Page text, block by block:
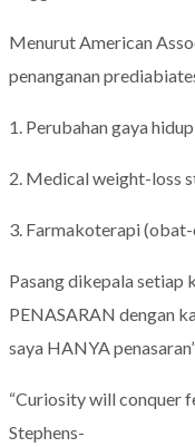
Menurut American
penanganan pred
1. Perubahan gaya
2. Medical weight-loss
3. Farmakoterapi
Pasang dikepala setiap
PENASARAN dengan
saya HANYA
“Curiosity will conquer
Stephens-